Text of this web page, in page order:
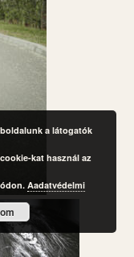
a látogatók
kat használ az
Aadatvédelmi